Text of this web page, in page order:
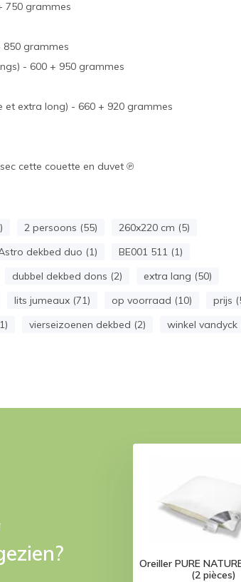
750 grammes
850 grammes
- 600 + 950 grammes
et extra long) - 660 + 920 grammes
cette couette en duvet ℗
2 persoons (55)
260x220 cm (5)
dekbed duo (1)
BE001 511 (1)
dubbel dekbed dons (2)
extra lang (50)
lits jumeaux (71) op voorraad (10)
prijs
vierseizoenen dekbed (2) winkel vandyck
Oreiller PURE
(2 pièces)